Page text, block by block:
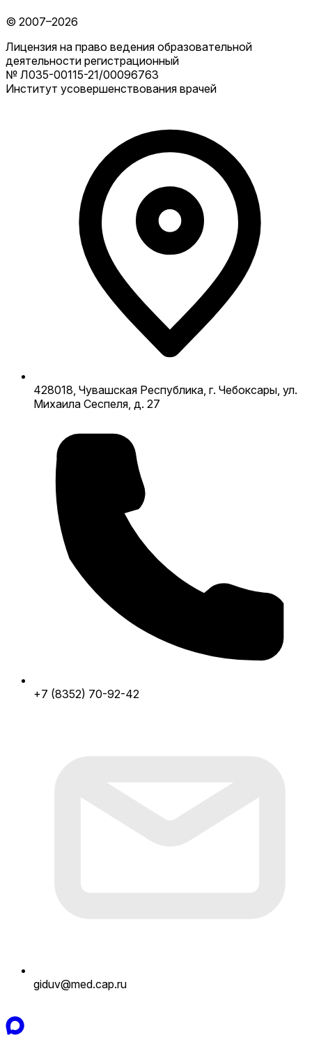
© 2007–2026
Лицензия на право ведения образовательной
деятельности регистрационный
№ Л035-00115-21/00096763
Институт усовершенствования врачей
428018, Чувашская Республика, г. Чебоксары, ул.
Михаила Сеспеля, д. 27
+7 (8352) 70-92-42
giduv@med.cap.ru